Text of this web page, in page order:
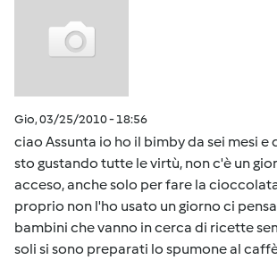
Gio, 03/25/2010 - 18:56
ciao Assunta io ho il bimby da sei mesi e
sto gustando tutte le virtù, non c'è un
acceso, anche solo per fare la
proprio non l'ho usato un giorno ci
bambini che vanno in cerca di ricette
soli si sono preparati lo spumone al